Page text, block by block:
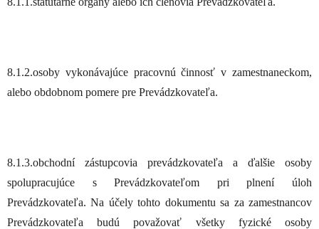
8.1.2.osoby vykonávajúce pracovnú činnosť v zamestnaneckom,
alebo obdobnom pomere pre Prevádzkovateľa.
8.1.3.obchodní zástupcovia prevádzkovateľa a ďalšie osoby
spolupracujúce s Prevádzkovateľom pri plnení úloh
Prevádzkovateľa. Na účely tohto dokumentu sa za zamestnancov
Prevádzkovateľa budú považovať všetky fyzické osoby